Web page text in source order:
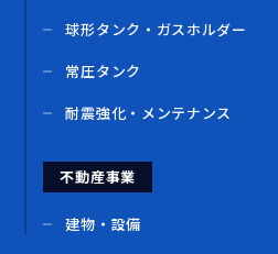
球形タンク・ガスホルダー
常圧タンク
耐震強化・メンテナンス
不動産事業
建物・設備